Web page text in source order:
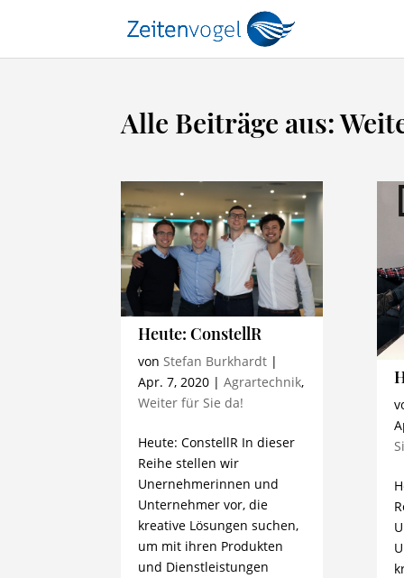
Alle Beiträge aus:
Heute: ConstellR
vonStefan Burkhardt |
Apr. 7, 2020 |Agrartechnik,
Weiter für Sie da!
Heute: ConstellR In dieser
Reihe stellen wir
Unernehmerinnen und
Unternehmer vor, die
kreative Lösungen suchen,
um mit ihren Produkten
und Dienstleistungen